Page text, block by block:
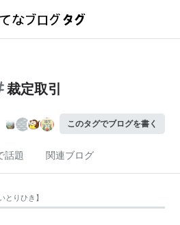
裁定取引
このタグでブログを書く
話題 関連ブログ
とりひき 】